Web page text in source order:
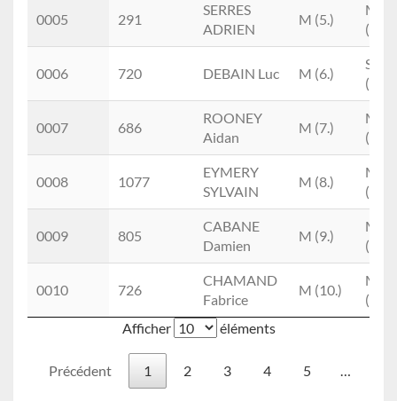
0005 291
SERRES
ADRIEN
M (5.)
MIM
(1.)
0006 720 DEBAIN Luc M (6.)
SEM
(1.)
0007 686
ROONEY
Aidan
M (7.)
(1.)
0008 1077
EYMERY
SYLVAIN
M (8.)
(1.)
0009 805
CABANE
Damien
M (9.)
(1.)
0010 726
CHAMAND
Fabrice
M (10.)
(1.)
Afficher
éléments
Précédent 1 2 3 4 5 …